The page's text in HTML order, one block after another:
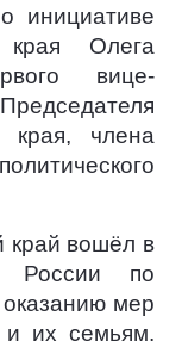
инициативе
края Олега
вице-
края, члена
край вошёл в
России по
оказанию мер
и их семьям.